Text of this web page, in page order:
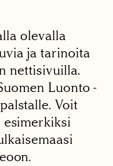
olevalla
ja tarinoita
nettisivuilla.
Luonto -
Voit
esimerkiksi